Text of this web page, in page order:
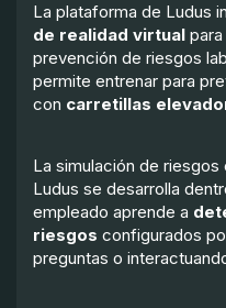
La plataforma de Ludus
de realidad virtual
prevención de riesgos
permite entrenar para
con carretillas
La simulación de
Ludus se desarrolla
empleado aprende a
riesgos configurados
preguntas o